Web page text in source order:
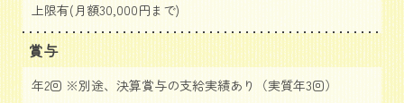
上限有(月額30,000円まで)
賞与
年2回 ※別途、決算賞与の支給実績あり（実質年3回）